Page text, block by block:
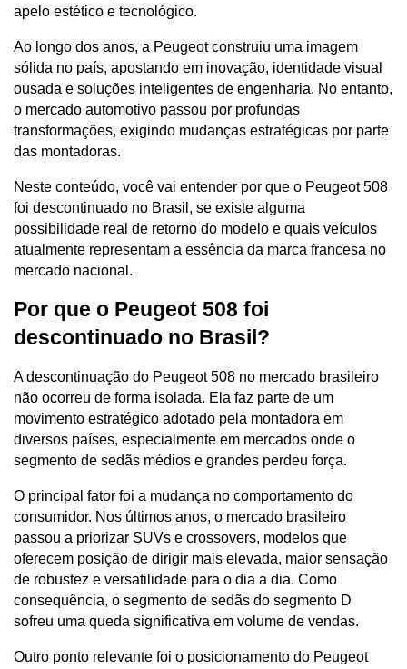
apelo estético e tecnológico.
Ao longo dos anos, a Peugeot construiu uma imagem
sólida no país, apostando em inovação, identidade visual
ousada e soluções inteligentes de engenharia. No entanto,
o mercado automotivo passou por profundas
transformações, exigindo mudanças estratégicas por parte
das montadoras.
Neste conteúdo, você vai entender por que o Peugeot 508
foi descontinuado no Brasil, se existe alguma
possibilidade real de retorno do modelo e quais veículos
atualmente representam a essência da marca francesa no
mercado nacional.
Por que o Peugeot 508 foi
descontinuado no Brasil?
A descontinuação do Peugeot 508 no mercado brasileiro
não ocorreu de forma isolada. Ela faz parte de um
movimento estratégico adotado pela montadora em
diversos países, especialmente em mercados onde o
segmento de sedãs médios e grandes perdeu força.
O principal fator foi a mudança no comportamento do
consumidor. Nos últimos anos, o mercado brasileiro
passou a priorizar SUVs e crossovers, modelos que
oferecem posição de dirigir mais elevada, maior sensação
de robustez e versatilidade para o dia a dia. Como
consequência, o segmento de sedãs do segmento D
sofreu uma queda significativa em volume de vendas.
Outro ponto relevante foi o posicionamento do Peugeot